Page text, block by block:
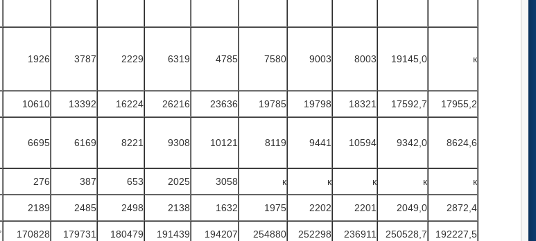
1926 3787 2229 6319 4785 7580 9003 8003 19145,0 к
10610 13392 16224 26216 23636 19785 19798 18321 17592,7
17955,2
6695 6169 8221 9308 10121 8119 9441 10594 9342,0 8624,6
276 387 653 2025 3058 к к к к
к
2189 2485 2498 2138 1632 1975 2202 2201 2049,0
2872,4
170828 179731 180479 191439 194207 254880 252298 236911 250528,7
192227,5